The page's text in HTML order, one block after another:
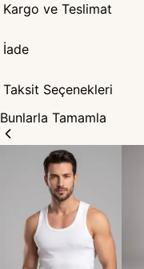
Kargo ve Teslimat
İade
Taksit Seçenekleri
Bunlarla Tamamla